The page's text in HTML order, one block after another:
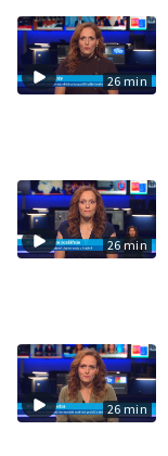
26 min
26 min
26 min